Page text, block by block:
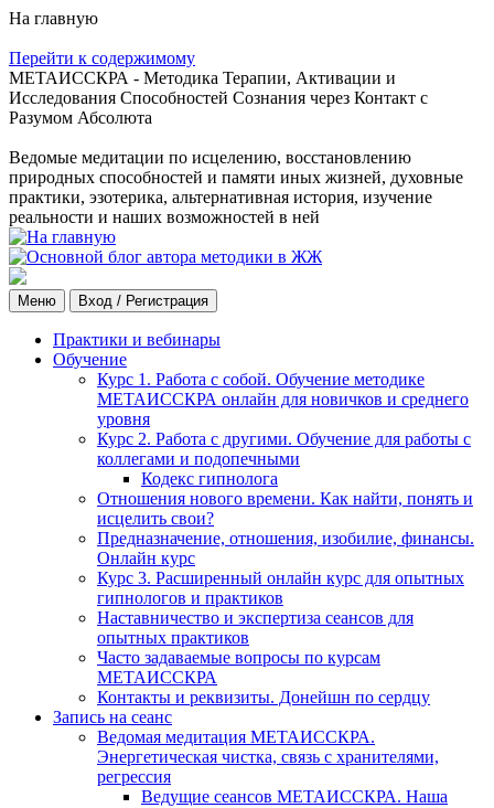
На главную
Перейти к содержимому
МЕТАИССКРА - Методика Терапии, Активации и
Исследования Способностей Сознания через Контакт с
Разумом Абсолюта
Ведомые медитации по исцелению, восстановлению
природных способностей и памяти иных жизней, духовные
практики, эзотерика, альтернативная история, изучение
реальности и наших возможностей в ней
Меню Вход / Регистрация
Практики и вебинары
Обучение
Курс 1. Работа с собой. Обучение методике
МЕТАИССКРА онлайн для новичков и среднего
уровня
Курс 2. Работа с другими. Обучение для работы с
коллегами и подопечными
Кодекс гипнолога
Отношения нового времени. Как найти, понять и
исцелить свои?
Предназначение, отношения, изобилие, финансы.
Онлайн курс
Курс 3. Расширенный онлайн курс для опытных
гипнологов и практиков
Наставничество и экспертиза сеансов для
опытных практиков
Часто задаваемые вопросы по курсам
МЕТАИССКРА
Контакты и реквизиты. Донейшн по сердцу
Запись на сеанс
Ведомая медитация МЕТАИССКРА.
Энергетическая чистка, связь с хранителями,
регрессия
Ведущие сеансов МЕТАИССКРА. Наша